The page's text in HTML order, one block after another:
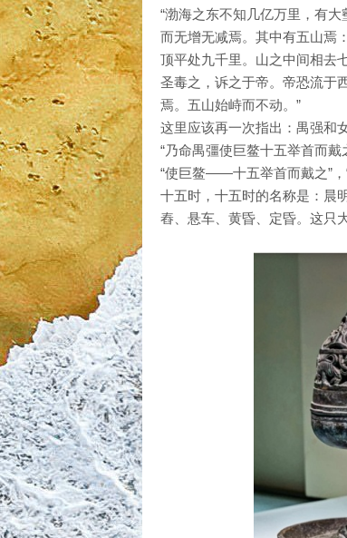
“渤海之东不知几亿万里，有
而无增无减焉。其中有五山焉
顶平处九千里。山之中间相去
圣毒之，诉之于帝。帝恐流于
焉。五山始峙而不动。”
这里应该再一次指出：禺强和
“乃命禺彊使巨鳌十五举首而戴
“使巨鳌——十五举首而戴之”，
十五时，十五时的名称是：晨
舂、悬车、黄昏、定昏。这只